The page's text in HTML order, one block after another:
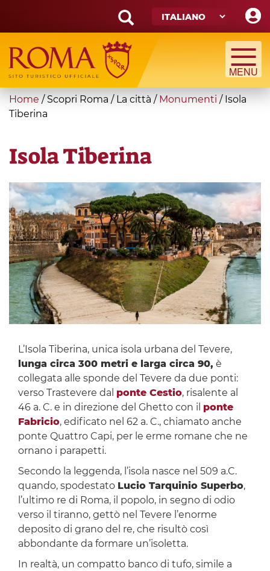
main
content
Search
form
Cerca
You
are
Home / Scopri Roma / La città / Monumenti / Isola
Tiberina
Isola Tiberina
L’Isola Tiberina, unica isola urbana del Tevere,
lunga circa 300 metri e larga circa 90, è
collegata alle sponde del Tevere da due ponti:
verso Trastevere dal ponte Cestio, risalente al
46 a. C. e in direzione del Ghetto con il ponte
Fabricio, edificato nel 62 a. C., chiamato anche
ponte Quattro Capi, per le erme romane che ne
ornano i parapetti.
Secondo la leggenda, l’isola nasce nel 509 a.C.
quando, spodestato Lucio Tarquinio Superbo,
l’ultimo re di Roma, il popolo, in segno di odio
verso il tiranno, gettò nel Tevere l’enorme
deposito di grano del re, che risultò così
abbondante da formare un’isoletta.
In realtà, un compatto banco di tufo, simile a